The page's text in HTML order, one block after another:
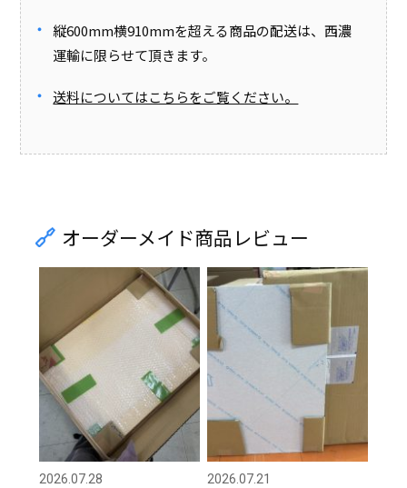
縦600mm横910mmを超える商品の配送は、西濃
運輸に限らせて頂きます。
送料についてはこちらをご覧ください。
オーダーメイド商品レビュー
2026.07.28 2026.07.21